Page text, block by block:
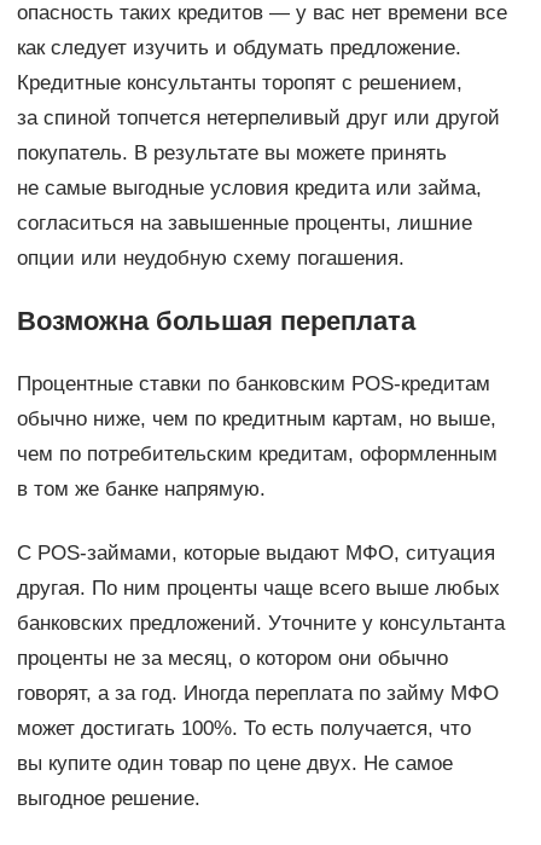
опасность таких кредитов — у вас нет времени все
как следует изучить и обдумать предложение.
Кредитные консультанты торопят с решением,
за спиной топчется нетерпеливый друг или другой
покупатель. В результате вы можете принять
не самые выгодные условия кредита или займа,
согласиться на завышенные проценты, лишние
опции или неудобную схему погашения.
Возможна большая переплата
Процентные ставки по банковским POS-кредитам
обычно ниже, чем по кредитным картам, но выше,
чем по потребительским кредитам, оформленным
в том же банке напрямую.
С POS-займами, которые выдают МФО, ситуация
другая. По ним проценты чаще всего выше любых
банковских предложений. Уточните у консультанта
проценты не за месяц, о котором они обычно
говорят, а за год. Иногда переплата по займу МФО
может достигать 100%. То есть получается, что
вы купите один товар по цене двух. Не самое
выгодное решение.